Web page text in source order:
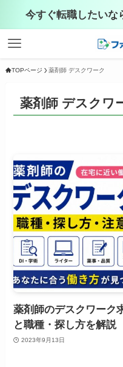
今すぐ転職したいな
TOPページ 薬剤師 デスクワーク
薬剤師 デスクワ
薬剤師のデスクワーク
と職種・探し方を解説
2023年9月13日